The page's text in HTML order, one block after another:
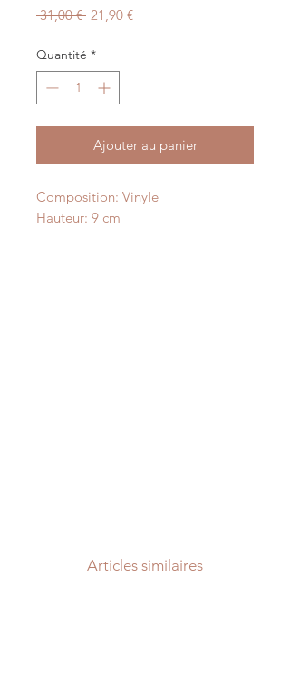
31,00 € Prix
21,90 €Prix
Quantité *
Ajouter au panier
Composition: Vinyle
Hauteur: 9 cm
Articles similaires